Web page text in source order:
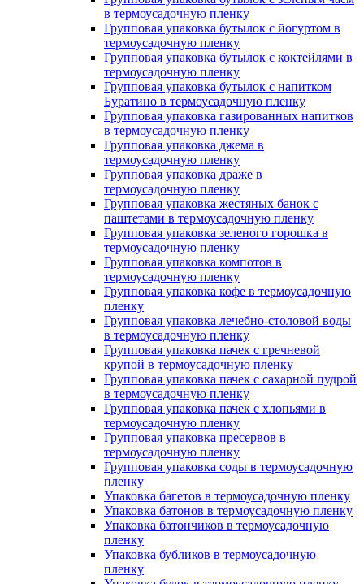
в термоусадочную пленку
Групповая упаковка бутылок с йогуртом в
термоусадочную пленку
Групповая упаковка бутылок с коктейлями в
термоусадочную пленку
Групповая упаковка бутылок с напитком
Буратино в термоусадочную пленку
Групповая упаковка газированных напитков
в термоусадочную пленку
Групповая упаковка джема в
термоусадочную пленку
Групповая упаковка драже в
термоусадочную пленку
Групповая упаковка жестяных банок с
паштетами в термоусадочную пленку
Групповая упаковка зеленого горошка в
термоусадочную пленку
Групповая упаковка компотов в
термоусадочную пленку
Групповая упаковка кофе в термоусадочную
пленку
Групповая упаковка лечебно-столовой воды
в термоусадочную пленку
Групповая упаковка пачек с гречневой
крупой в термоусадочную пленку
Групповая упаковка пачек с сахарной пудрой
в термоусадочную пленку
Групповая упаковка пачек с хлопьями в
термоусадочную пленку
Групповая упаковка пресервов в
термоусадочную пленку
Групповая упаковка соды в термоусадочную
пленку
Упаковка багетов в термоусадочную пленку
Упаковка батонов в термоусадочную пленку
Упаковка батончиков в термоусадочную
пленку
Упаковка бубликов в термоусадочную
пленку